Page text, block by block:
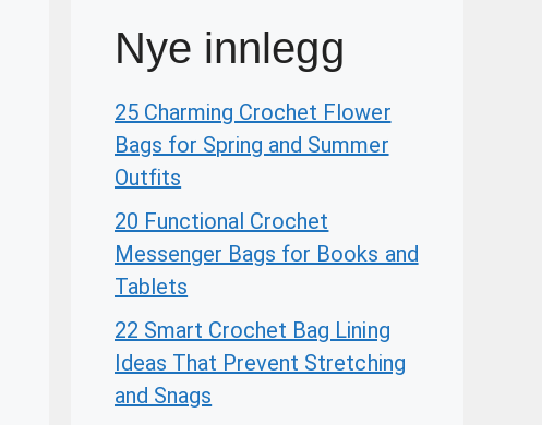
Nye innlegg
25 Charming Crochet Flower
Bags for Spring and Summer
Outfits
20 Functional Crochet
Messenger Bags for Books and
Tablets
22 Smart Crochet Bag Lining
Ideas That Prevent Stretching
and Snags